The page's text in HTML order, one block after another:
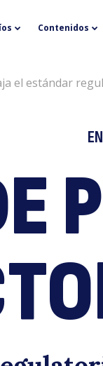
Contenidos
el estándar